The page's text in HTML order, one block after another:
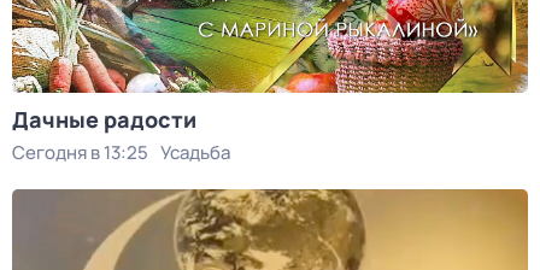
Дачные радости
Сегодня в 13:25 Усадьба